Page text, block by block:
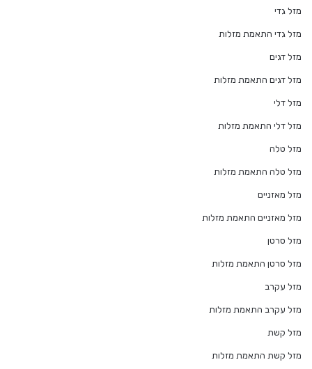
מזל גדי
מזל גדי התאמת מזלות
מזל דגים
מזל דגים התאמת מזלות
מזל דלי
מזל דלי התאמת מזלות
מזל טלה
מזל טלה התאמת מזלות
מזל מאזניים
מזל מאזניים התאמת מזלות
מזל סרטן
מזל סרטן התאמת מזלות
מזל עקרב
מזל עקרב התאמת מזלות
מזל קשת
מזל קשת התאמת מזלות